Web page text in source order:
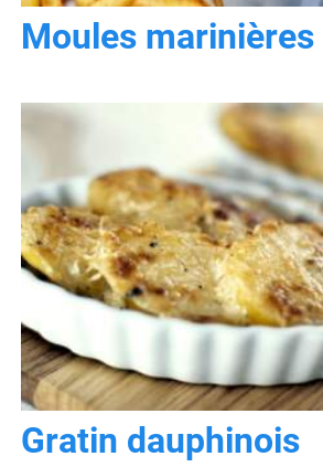
Moules
Gratin dauphinois